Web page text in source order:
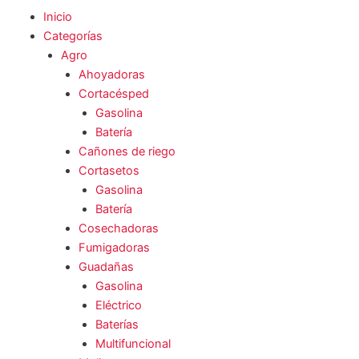
Inicio
Categorías
Agro
Ahoyadoras
Cortacésped
Gasolina
Batería
Cañones de riego
Cortasetos
Gasolina
Batería
Cosechadoras
Fumigadoras
Guadañas
Gasolina
Eléctrico
Baterías
Multifuncional